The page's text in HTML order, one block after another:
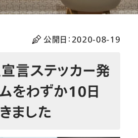
公開日： 2020-08-19
言ステッカー発
をわずか10日
ました